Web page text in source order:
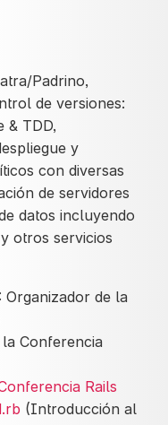
Padrino,
de versiones:
& TDD,
y
con diversas
de servidores
datos incluyendo
otros servicios
Organizador de la
Conferencia
Rails
(Introducción al